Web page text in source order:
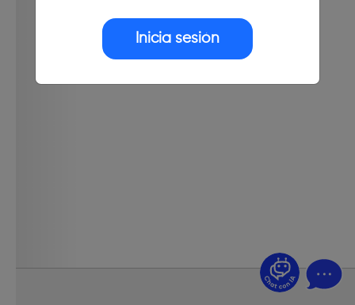
Inicia sesión